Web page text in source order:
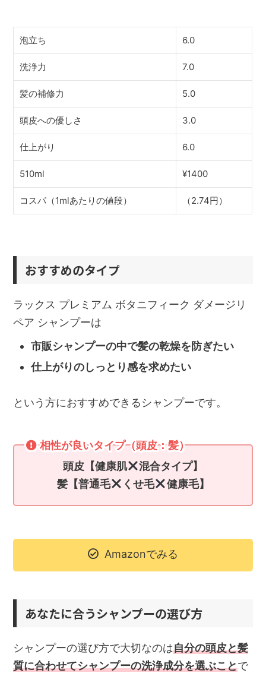
泡立ち 6.0
洗浄力 7.0
髪の補修力 5.0
頭皮への優しさ 3.0
仕上がり 6.0
510ml ¥1400
コスパ（1mlあたりの値段） （2.74円）
おすすめのタイプ
ラックス プレミアム ボタニフィーク ダメージリ
ペア シャンプーは
市販シャンプーの中で髪の乾燥を防ぎたい
仕上がりのしっとり感を求めたい
という方におすすめできるシャンプーです。
相性が良いタイプ（頭皮：髪）
頭皮【健康肌
混合タイプ】
髪【普通毛
くせ毛 健康毛】
Amazonでみる
あなたに合うシャンプーの選び方
シャンプーの選び方で大切なのは自分の頭皮と髪
質に合わせてシャンプーの洗浄成分を選ぶことで